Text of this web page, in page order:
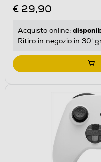
€ 29,90
Acquisto online:
Ritiro in negozio in 30'